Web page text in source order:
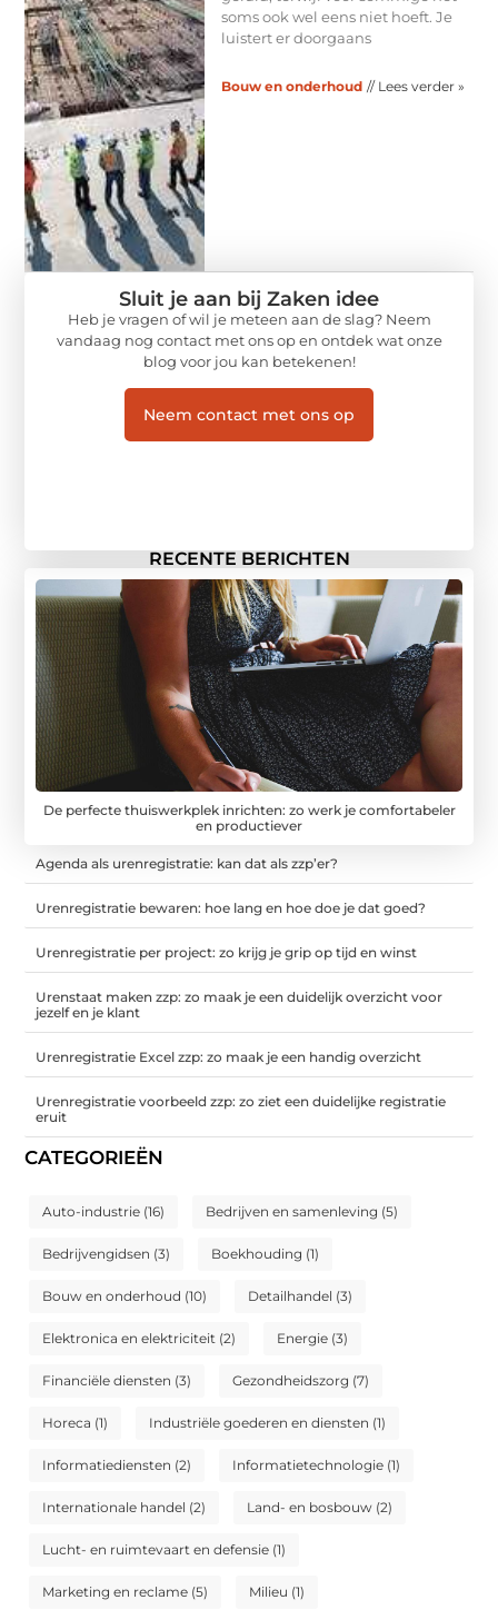
soms ook wel eens niet hoeft. Je
luistert er doorgaans
Bouw en onderhoud // Lees verder »
RECENTE BERICHTEN
De perfecte thuiswerkplek inrichten: zo werk je comfortabeler
en productiever
Agenda als urenregistratie: kan dat als zzp’er?
Urenregistratie bewaren: hoe lang en hoe doe je dat goed?
Urenregistratie per project: zo krijg je grip op tijd en winst
Urenstaat maken zzp: zo maak je een duidelijk overzicht voor
jezelf en je klant
Urenregistratie Excel zzp: zo maak je een handig overzicht
Urenregistratie voorbeeld zzp: zo ziet een duidelijke registratie
eruit
CATEGORIEËN
Auto-industrie (16) Bedrijven en samenleving (5)
Bedrijvengidsen (3) Boekhouding (1)
Bouw en onderhoud (10) Detailhandel (3)
Elektronica en elektriciteit (2) Energie (3)
Financiële diensten (3) Gezondheidszorg (7)
Horeca (1) Industriële goederen en diensten (1)
Informatiediensten (2) Informatietechnologie (1)
Internationale handel (2) Land- en bosbouw (2)
Lucht- en ruimtevaart en defensie (1)
Marketing en reclame (5) Milieu (1)
Sluit je aan bij Zaken idee
Heb je vragen of wil je meteen aan de slag? Neem
vandaag nog contact met ons op en ontdek wat onze
blog voor jou kan betekenen!
Neem contact met ons op